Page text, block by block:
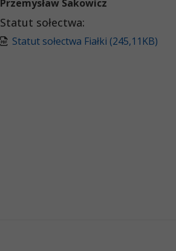
Przemysław Sakowicz
Statut sołectwa:
Statut sołectwa Fiałki (245,11KB)